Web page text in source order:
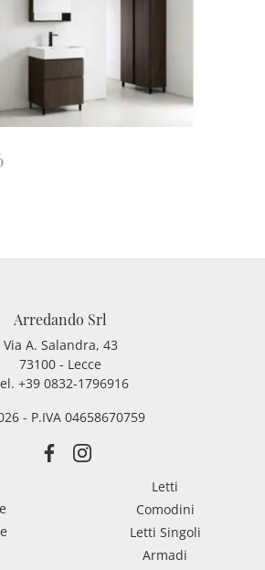
Arredando Srl
Via A. Salandra, 43
73100 - Lecce
+39 0832-1796916
- P.IVA 04658670759
Letti
Comodini
Letti Singoli
Armadi